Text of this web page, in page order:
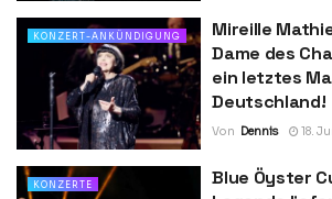
KONZERT-ANKÜNDIGUNG
Mireille
Dame des
ein letztes
Deutschland!
Von Dennis 18.
KONZERTE
Blue Öyster